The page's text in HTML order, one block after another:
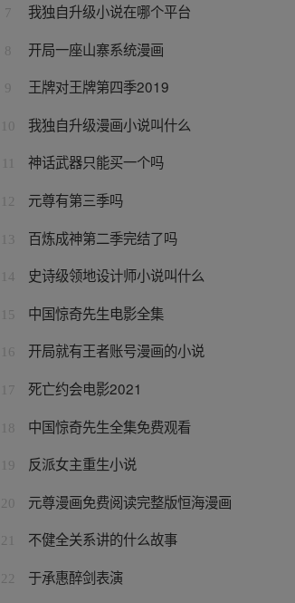
7 我独自升级小说在哪个平台
8 开局一座山寨系统漫画
9 王牌对王牌第四季2019
10 我独自升级漫画小说叫什么
神话武器只能买一个吗
12 元尊有第三季吗
13 百炼成神第二季完结了吗
14 史诗级领地设计师小说叫什么
15 中国惊奇先生电影全集
16 开局就有王者账号漫画的小说
17 死亡约会电影2021
18 中国惊奇先生全集免费观看
19 反派女主重生小说
20 元尊漫画免费阅读完整版恒海漫画
21 不健全关系讲的什么故事
22 于承惠醉剑表演